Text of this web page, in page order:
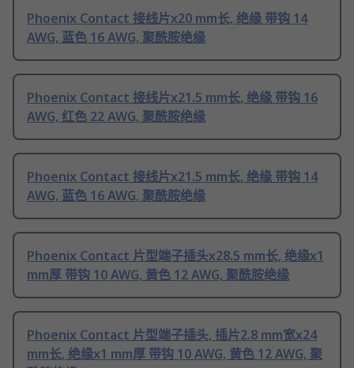
Phoenix Contact 接线片x20 mm长, 绝缘 带钩 14
AWG, 蓝色 16 AWG, 聚酰胺绝缘
Phoenix Contact 接线片x21.5 mm长, 绝缘 带钩 16
AWG, 红色 22 AWG, 聚酰胺绝缘
Phoenix Contact 接线片x21.5 mm长, 绝缘 带钩 14
AWG, 蓝色 16 AWG, 聚酰胺绝缘
Phoenix Contact 片型端子插头x28.5 mm长, 绝缘x1
mm厚 带钩 10 AWG, 黄色 12 AWG, 聚酰胺绝缘
Phoenix Contact 片型端子插头, 插片2.8 mm宽x24
mm长, 绝缘x1 mm厚 带钩 10 AWG, 黄色 12 AWG, 聚